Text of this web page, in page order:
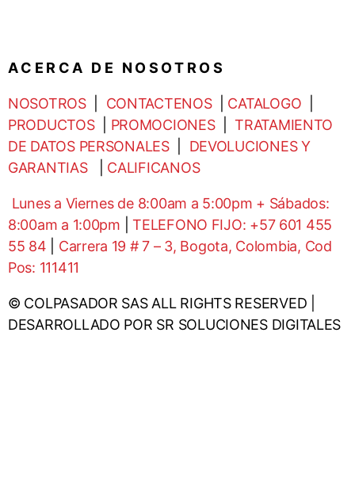
A C E R C A D E N O S O T R O S
NOSOTROS| CONTACTENOS| CATALOGO
PRODUCTOS| PROMOCIONES|TRATAMIENTO
DE DATOS PERSONALES| DEVOLUCIONES Y
GARANTIAS
CALIFICANOS
Lunes a Viernes de 8:00am a 5:00pm + Sábados:
8:00am a 1:00pm |TELEFONO FIJO: +57 601 455
55 84
Carrera 19 # 7 – 3, Bogota, Colombia, Cod
Pos: 111411
© COLPASADOR SAS ALL RIGHTS RESERVED |
DESARROLLADO POR SR SOLUCIONES DIGITALES